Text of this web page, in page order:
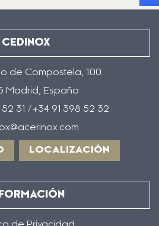
CEDINOX
de Compostela, 100
Madrid, España
52 31 /+34 91 398 52 32
LOCALIZACIÓN